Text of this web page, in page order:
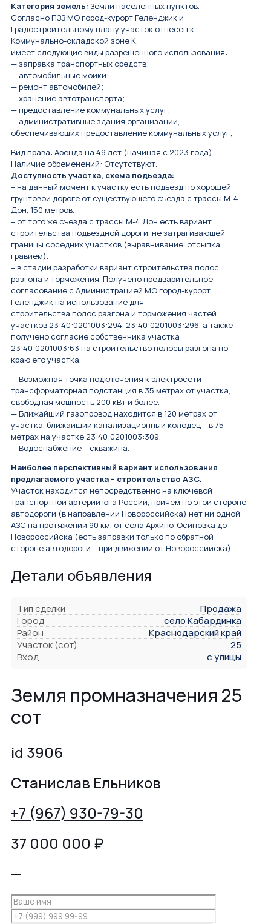
Категория земель: Земли населенных пунктов.
Согласно ПЗЗ МО город-курорт Геленджик и
Градостроительному плану участок отнесён к
Коммунально-складской зоне К,
имеет следующие виды разрешённого использования:
— заправка транспортных средств;
— автомобильные мойки;
— ремонт автомобилей;
— хранение автотранспорта;
— предоставление коммунальных услуг;
— административные здания организаций,
обеспечивающих предоставление коммунальных услуг;
Вид права: Аренда на 49 лет (начиная с 2023 года).
Наличие обременений: Отсутствуют.
Доступность участка, схема подъезда:
– на данный момент к участку есть подъезд по хорошей
грунтовой дороге от существующего съезда с трассы М-4
Дон, 150 метров.
– от того же съезда с трассы М-4 Дон есть вариант
строительства подъездной дороги, не затрагивающей
границы соседних участков (выравнивание, отсыпка
гравием).
– в стадии разработки вариант строительства полос
разгона и торможения. Получено предварительное
согласование с Администрацией МО город-курорт
Геленджик на использование для
строительства полос разгона и торможения частей
участков 23:40:0201003:294, 23:40:0201003:296, а также
получено согласие собственника участка
23:40:0201003:63 на строительство полосы разгона по
краю его участка.
— Возможная точка подключения к электросети –
трансформаторная подстанция в 35 метрах от участка,
свободная мощность 200 кВт и более.
— Ближайший газопровод находится в 120 метрах от
участка, ближайший канализационный колодец – в 75
метрах на участке 23:40:0201003:309.
— Водоснабжение – скважина.
Наиболее перспективный вариант использования
предлагаемого участка – строительство АЗС.
Участок находится непосредственно на ключевой
транспортной артерии юга России, причём по этой стороне
автодороги (в направлении Новороссийска) нет ни одной
АЗС на протяжении 90 км, от села Архипо-Осиповка до
Новороссийска (есть заправки только по обратной
стороне автодороги – при движении от Новороссийска).
Детали объявления
Тип сделки
Продажа
Город
село Кабардинка
Район
Краснодарский край
Участок (сот)
25
Вход
с улицы
Земля промназначения 25
сот
id 3906
Станислав Ельников
+7 (967) 930-79-30
37 000 000 ₽
—